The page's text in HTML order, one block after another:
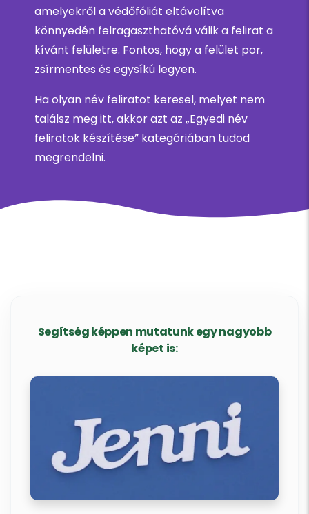
amelyekről a védőfóliát eltávolítva
könnyedén felragaszthatóvá válik a felirat a
kívánt felületre. Fontos, hogy a felület por,
zsírmentes és egysíkú legyen.
Ha olyan név feliratot keresel, melyet nem
találsz meg itt, akkor azt az „Egyedi név
feliratok készítése” kategóriában tudod
megrendelni.
Segítség képpen mutatunk egy nagyobb
képet is: